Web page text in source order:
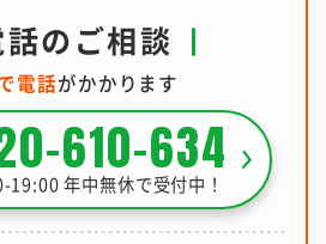
のご相談
電話がかかります
610-634
19:00 年中無休で受付中！